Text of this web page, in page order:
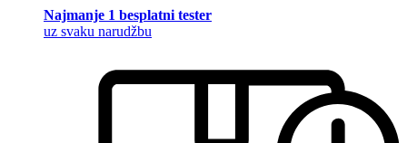
Najmanje 1 besplatni tester
uz svaku narudžbu